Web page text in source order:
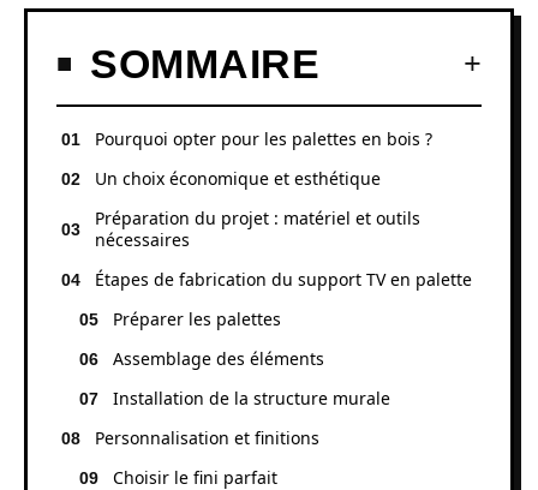
SOMMAIRE
Pourquoi opter pour les palettes en bois ?
Un choix économique et esthétique
Préparation du projet : matériel et outils
nécessaires
Étapes de fabrication du support TV en palette
Préparer les palettes
Assemblage des éléments
Installation de la structure murale
Personnalisation et finitions
Choisir le fini parfait